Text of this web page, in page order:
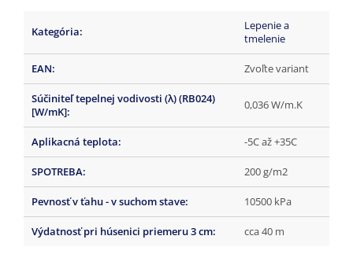
Kategória:
Lepenie a
tmelenie
EAN: Zvoľte variant
Súčiniteľ tepelnej vodivosti (λ) (RB024)
[W/mK]: 0,036 W/m.K
Aplikacná teplota: -5C až +35C
SPOTREBA: 200 g/m2
Pevnosť v ťahu - v suchom stave: 10500 kPa
Výdatnosť pri húsenici priemeru 3 cm: cca 40 m